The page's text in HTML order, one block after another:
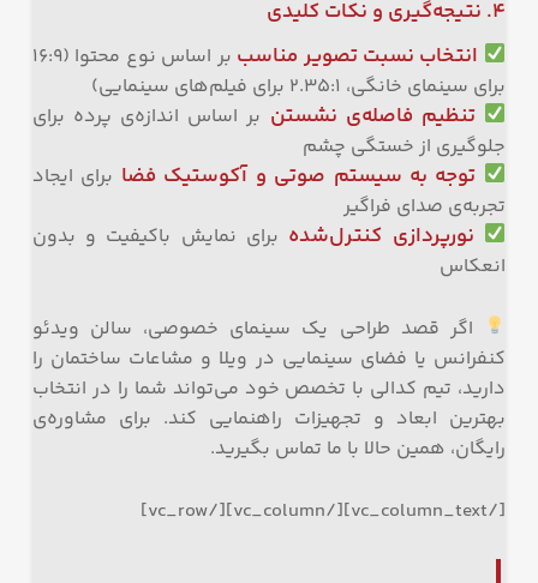
۴. نتیجه‌گیری و نکات کلیدی
انتخاب نسبت تصویر مناسب
بر اساس نوع محتوا (۱۶:۹
برای سینمای خانگی، ۲.۳۵:۱ برای فیلم‌های سینمایی)
تنظیم فاصله‌ی نشستن بر اساس اندازه‌ی پرده برای
جلوگیری از خستگی چشم
توجه به سیستم صوتی و آکوستیک فضا برای ایجاد
تجربه‌ی صدای فراگیر
نورپردازی کنترل‌شده برای نمایش باکیفیت و بدون
انعکاس
اگر قصد طراحی یک سینمای خصوصی، سالن ویدئو
کنفرانس یا فضای سینمایی در ویلا و مشاعات ساختمان را
دارید، تیم کدالی با تخصص خود می‌تواند شما را در انتخاب
بهترین ابعاد و تجهیزات راهنمایی کند. برای مشاوره‌ی
رایگان، همین حالا با ما تماس بگیرید.
[/vc_column_text][/vc_column][/vc_row]